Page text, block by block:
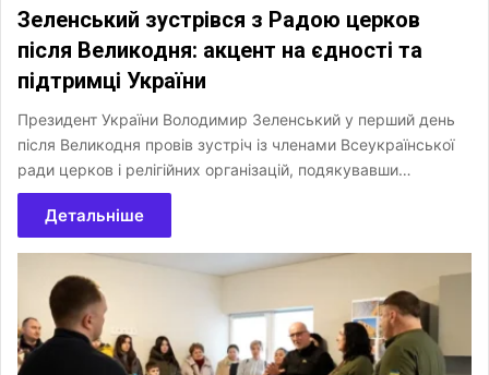
Зеленський зустрівся з Радою церков
після Великодня: акцент на єдності та
підтримці України
Президент України Володимир Зеленський у перший день
після Великодня провів зустріч із членами Всеукраїнської
ради церков і релігійних організацій, подякувавши…
Детальніше